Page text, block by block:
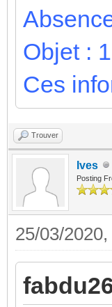
Objet :
Ces
Trouver
Ives
Posting
25/03/